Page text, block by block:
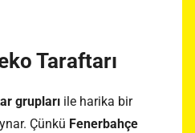
Taraftarı
grupları ile harika bir
Çünkü Fenerbahçe